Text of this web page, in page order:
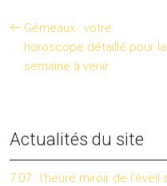
Gémeaux : votre
horoscope détaillé pour la
semaine à venir
Actualités du site
7:07 : l’heure miroir de